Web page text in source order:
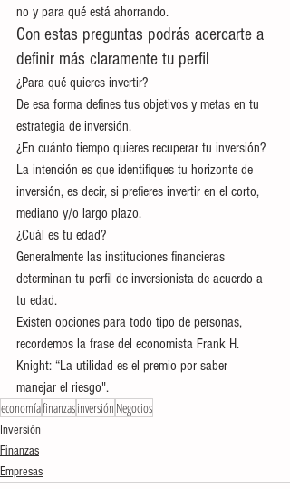
no y para qué está ahorrando.
Con estas preguntas podrás acercarte a
definir más claramente tu perfil
¿Para qué quieres invertir?
De esa forma defines tus objetivos y metas en tu
estrategia de inversión.
¿En cuánto tiempo quieres recuperar tu inversión?
La intención es que identifiques tu horizonte de
inversión, es decir, si prefieres invertir en el corto,
mediano y/o largo plazo.
¿Cuál es tu edad?
Generalmente las instituciones financieras
determinan tu perfil de inversionista de acuerdo a
tu edad.
Existen opciones para todo tipo de personas,
recordemos la frase del economista Frank H.
Knight: “La utilidad es el premio por saber
manejar el riesgo".
economíafinanzasinversión Negocios
Inversión
Finanzas
Empresas